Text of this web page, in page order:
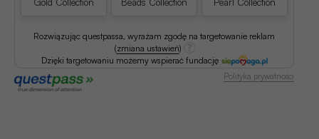
Rozwiązując questpassa, wyrażam zgodę na targetowanie reklam
(zmiana ustawień)
Dzięki targetowaniu możemy wspierać fundację
Polityka prywatności